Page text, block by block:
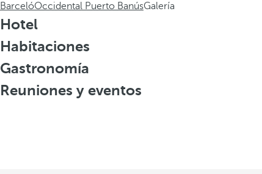
BarcelóOccidental Puerto BanúsGalería
Hotel
Habitaciones
Gastronomía
Reuniones y eventos